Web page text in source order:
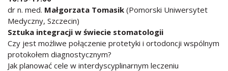
dr n. med. Małgorzata Tomasik (Pomorski Uniwersytet
Medyczny, Szczecin)
Sztuka integracji w świecie stomatologii
Czy jest możliwe połączenie protetyki i ortodoncji wspólnym
protokołem diagnostycznym?
Jak planować cele w interdyscyplinarnym leczeniu